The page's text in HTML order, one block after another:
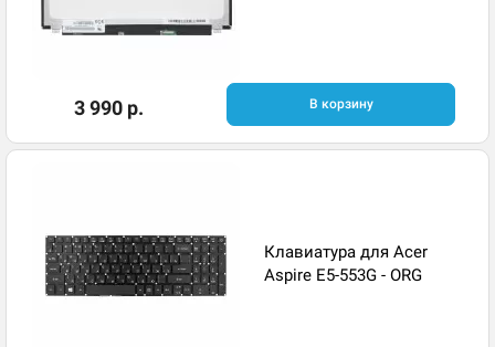
3 990 р. В корзину
Клавиатура для Acer
Aspire E5-553G - ORG